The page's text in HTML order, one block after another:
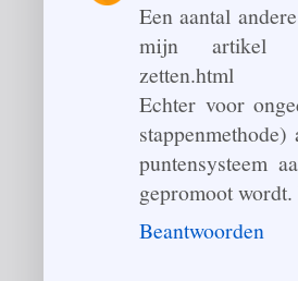
Een aantal
mijn artikel
zetten.html
Echter voor
puntensysteem
gepromoot
Beantwoorden